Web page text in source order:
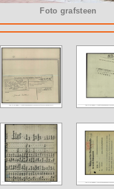
Foto grafsteen